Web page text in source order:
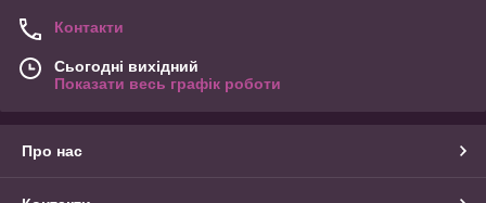
Контакти
Сьогодні вихідний
Показати весь графік роботи
Про нас